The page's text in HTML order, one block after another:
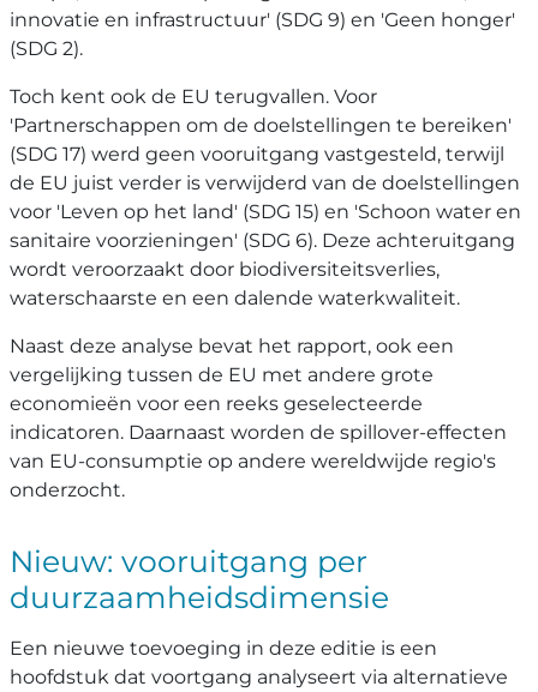
innovatie en infrastructuur' (SDG 9) en 'Geen honger'
(SDG 2).
Toch kent ook de EU terugvallen. Voor
'Partnerschappen om de doelstellingen te bereiken'
(SDG 17) werd geen vooruitgang vastgesteld, terwijl
de EU juist verder is verwijderd van de doelstellingen
voor 'Leven op het land' (SDG 15) en 'Schoon water en
sanitaire voorzieningen' (SDG 6). Deze achteruitgang
wordt veroorzaakt door biodiversiteitsverlies,
waterschaarste en een dalende waterkwaliteit.
Naast deze analyse bevat het rapport, ook een
vergelijking tussen de EU met andere grote
economieën voor een reeks geselecteerde
indicatoren. Daarnaast worden de spillover-effecten
van EU-consumptie op andere wereldwijde regio's
onderzocht.
Nieuw: vooruitgang per
duurzaamheidsdimensie
Een nieuwe toevoeging in deze editie is een
hoofdstuk dat voortgang analyseert via alternatieve